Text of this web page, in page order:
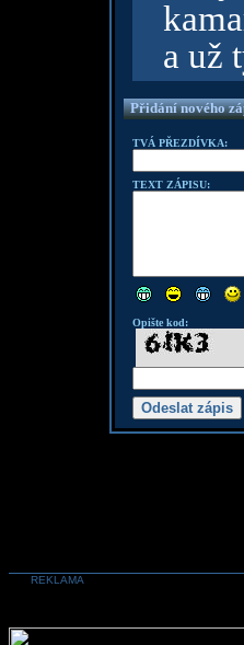
a už
Přidání nového
TVÁ PŘEZDÍVKA:
TEXT ZÁPISU:
Opište kod:
REKLAMA